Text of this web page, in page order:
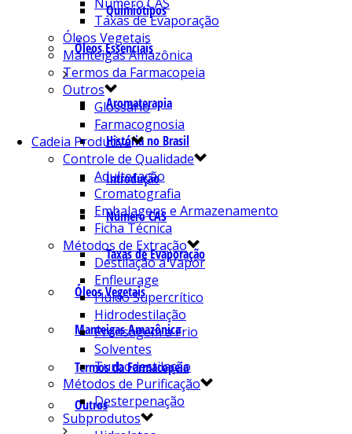
Quimiotipos
Óleos Essenciais
Aromaterapia
História no Brasil
Introdução
Número CAS
Taxas de Evaporação
Óleos Vegetais
Manteigas Amazônica
Termos da Farmacopeia
Outros
Taxas de Evaporação
Óleos Vegetais
Manteigas Amazônica
Termos da Farmacopeia
Outros
Glossário
Farmacognosia
Cadeia Produtiva
Controle de Qualidade
Adulteração
Cromatografia
Embalagens e Armazenamento
Ficha Técnica
Métodos de Extração
Destilação a Vapor
Enfleurage
Fluído Supercrítico
Hidrodestilação
Prensagem a Frio
Solventes
Turbodestilação
Métodos de Purificação
Desterpenação
Subprodutos